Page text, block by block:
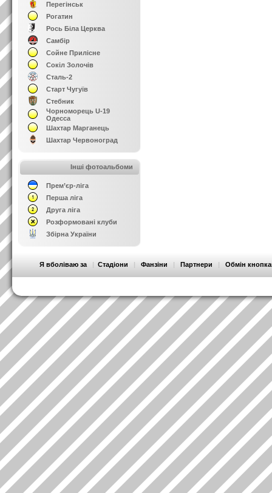
Перегінськ
Рогатин
Рось Біла Церква
Самбір
Сойне Прилісне
Сокіл Золочів
Сталь-2
Старт Чугуїв
Стебник
Чорноморець U-19
Одесса
Шахтар Марганець
Шахтар Червоноград
Інші фотоальбоми
Прем’єр-ліга
Перша ліга
Друга ліга
Розформовані клуби
Збірна України
Я вболіваю за | Стадіони | Фанзіни | Партнери | Обмін